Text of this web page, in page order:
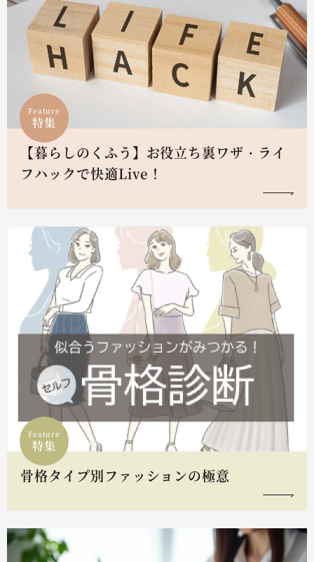
Feature
特集
【暮らしのくふう】お役立ち裏ワザ・ライ
フハックで快適Live！
Feature
特集
骨格タイプ別ファッションの極意